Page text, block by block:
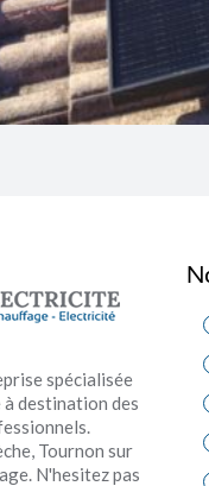
spécialisée
destination des
Tournon sur
N'hesitez pas